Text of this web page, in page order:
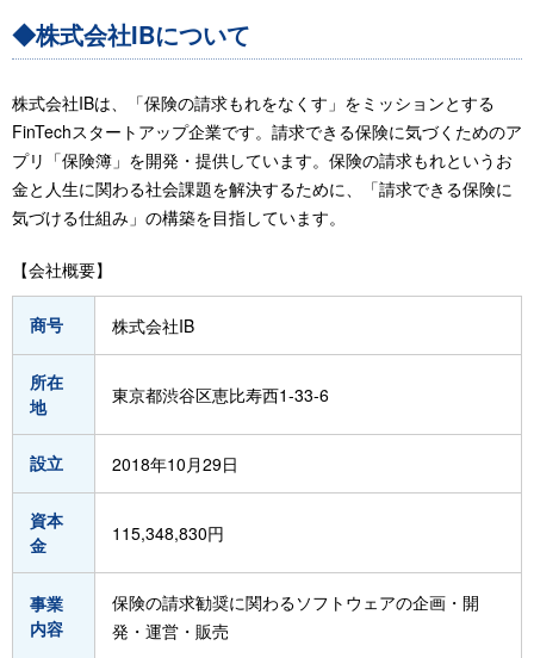
◆株式会社IBについて
株式会社IBは、「保険の請求もれをなくす」をミッションとする
FinTechスタートアップ企業です。請求できる保険に気づくためのア
プリ「保険簿」を開発・提供しています。保険の請求もれというお
金と人生に関わる社会課題を解決するために、「請求できる保険に
気づける仕組み」の構築を目指しています。
【会社概要】
商号 株式会社IB
所在
地
東京都渋谷区恵比寿西1-33-6
設立 2018年10月29日
資本
金
115,348,830円
事業
内容
保険の請求勧奨に関わるソフトウェアの企画・開
発・運営・販売